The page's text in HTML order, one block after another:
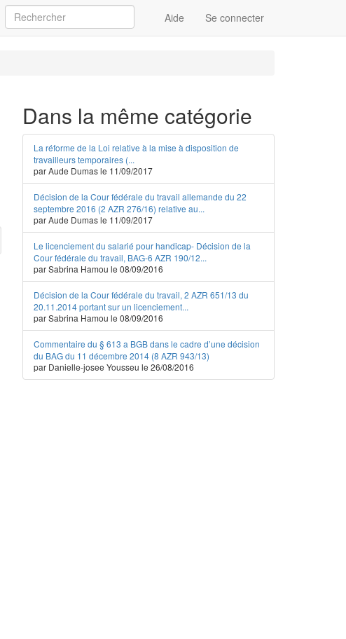
Aide Se connecter
Dans la même catégorie
La réforme de la Loi relative à la mise à disposition de
travailleurs temporaires (...
par Aude Dumas le 11/09/2017
Décision de la Cour fédérale du travail allemande du 22
septembre 2016 (2 AZR 276/16) relative au...
par Aude Dumas le 11/09/2017
Le licenciement du salarié pour handicap- Décision de la
Cour fédérale du travail, BAG-6 AZR 190/12...
par Sabrina Hamou le 08/09/2016
Décision de la Cour fédérale du travail, 2 AZR 651/13 du
20.11.2014 portant sur un licenciement...
par Sabrina Hamou le 08/09/2016
Commentaire du § 613 a BGB dans le cadre d’une décision
du BAG du 11 décembre 2014 (8 AZR 943/13)
par Danielle-josee Yousseu le 26/08/2016